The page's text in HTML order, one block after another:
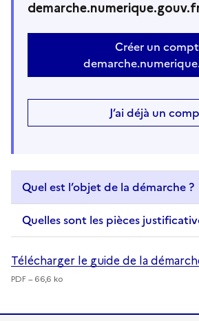
Créer un
J’ai déjà un
Quel est l’objet de la démarche ?
Quelles sont les pièces
Télécharger le guide de la
PDF – 66,6 ko